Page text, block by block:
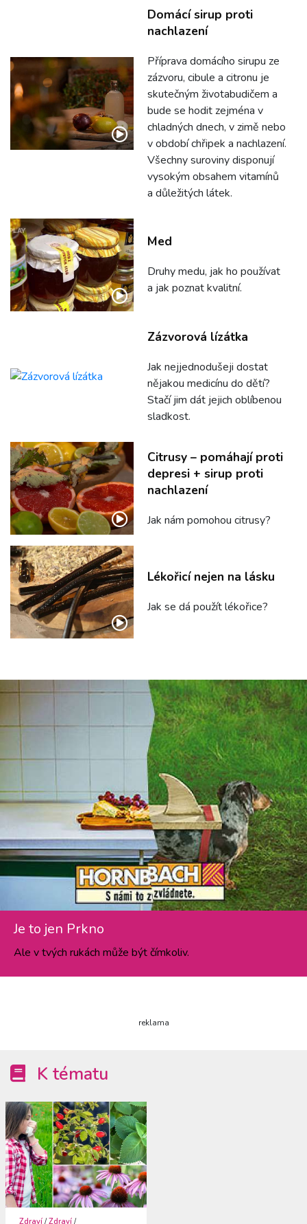
Domácí sirup proti
nachlazení
Příprava domácího sirupu ze
zázvoru, cibule a citronu je
skutečným životabudičem a
bude se hodit zejména v
chladných dnech, v zimě nebo
v období chřipek a nachlazení.
Všechny suroviny disponují
vysokým obsahem vitamínů
a důležitých látek.
Med
Druhy medu, jak ho používat
a jak poznat kvalitní.
Zázvorová lízátka
Jak nejjednodušeji dostat
nějakou medicínu do dětí?
Stačí jim dát jejich oblíbenou
sladkost.
Citrusy – pomáhají proti
depresi + sirup proti
nachlazení
Jak nám pomohou citrusy?
Lékořicí nejen na lásku
Jak se dá použít lékořice?
Je to jen Prkno
Ale v tvých rukách může být čímkoliv.
reklama
K tématu
Zdraví /Zdraví /